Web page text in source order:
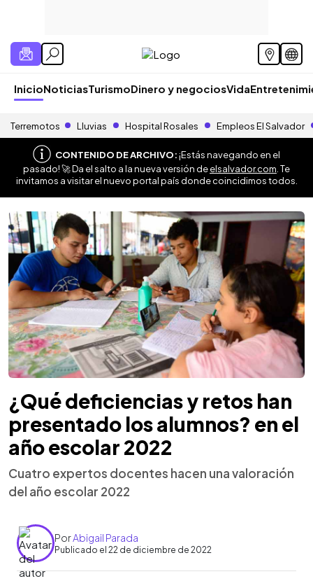
InicioNoticiasTurismoDinero y negociosVida
Terremotos Lluvias Hospital Rosales Empleos El Salvador
CONTENIDO DE ARCHIVO:¡Estás navegando en el
pasado! 🚀 Da el salto a la nueva versión deelsalvador.com . Te
invitamos a visitar el nuevo portal país donde coincidimos todos.
¿Qué deficiencias y retos han
presentado los alumnos? en el
año escolar 2022
Cuatro expertos docentes hacen una valoración
del año escolar 2022
PorAbigail Parada
Publicado el 22 de diciembre de 2022